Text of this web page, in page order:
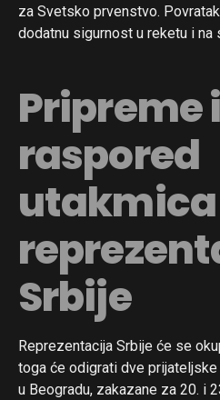
za Svetsko prvenstvo.
dodatnu sigurnost u reketu i na
Pripreme i
raspored
utakmica
Srbije
Reprezentacija Srbije će se
toga će odigrati dve
u Beogradu, zakazane za 20. i